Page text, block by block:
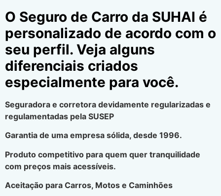
O Seguro de Carro da SUHAI é
personalizado de acordo com o
seu perfil. Veja alguns
diferenciais criados
especialmente para você.
Seguradora e corretora devidamente regularizadas e
regulamentadas pela SUSEP
Garantia de uma empresa sólida, desde 1996.
Produto competitivo para quem quer tranquilidade
com preços mais acessíveis.
Aceitação para Carros, Motos e Caminhões